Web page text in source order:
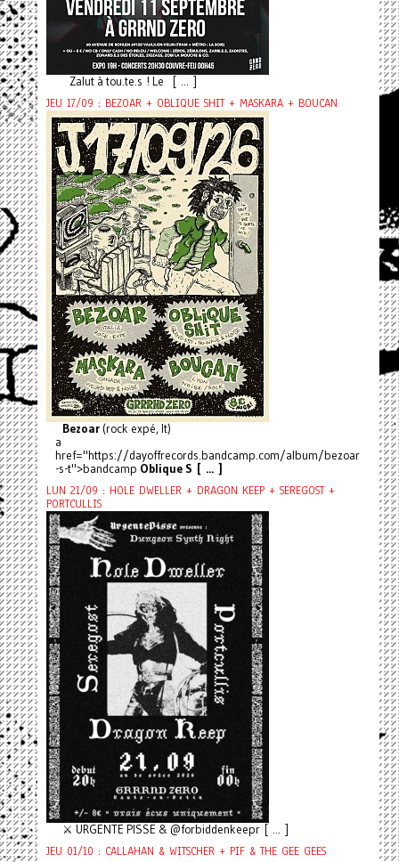
Zalut à tou.te.s ! Le [ ... ]
JEU 17/09 : BEZOAR + OBLIQUE SHIT + MASKARA + BOUCAN
Bezoar(rock expé, It)
a
href="https://dayoffrecords.bandcamp.com/album/bezoar
-s-t">bandcamp Oblique S [ ... ]
LUN 21/09 : HOLE DWELLER + DRAGON KEEP + SEREGOST +
PORTCULLIS
⚔️ URGENTE PISSE & @forbiddenkeepr [ ... ]
JEU 01/10 : CALLAHAN & WITSCHER + PIF & THE GEE GEES